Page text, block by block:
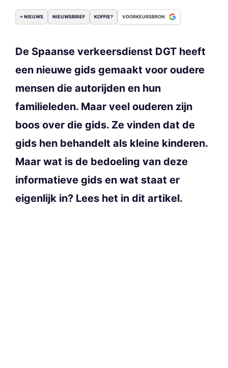
+ NIEUWS NIEUWSBRIEF KOFFIE? VOORKEURSBRON
De Spaanse verkeersdienst DGT heeft
een nieuwe gids gemaakt voor oudere
mensen die autorijden en hun
familieleden. Maar veel ouderen zijn
boos over die gids. Ze vinden dat de
gids hen behandelt als kleine kinderen.
Maar wat is de bedoeling van deze
informatieve gids en wat staat er
eigenlijk in? Lees het in dit artikel.